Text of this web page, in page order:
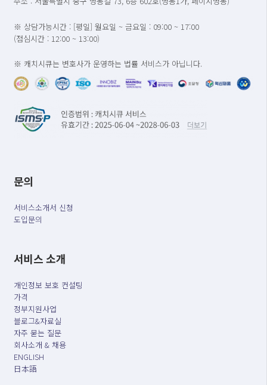
※ 상담가능시간 : [평일] 월요일 ~ 금요일 : 09:00 ~ 17:00
(점심시간 : 12:00 ~ 13:00)
※ 캐치시큐는 변호사가 운영하는 법률 서비스가 아닙니다.
문의
서비스소개서 신청
도입문의
서비스 소개
개인정보 보호 컨설팅
가격
정부지원사업
블로그&자료실
자주 묻는 질문
회사소개 & 채용
ENGLISH
日本語